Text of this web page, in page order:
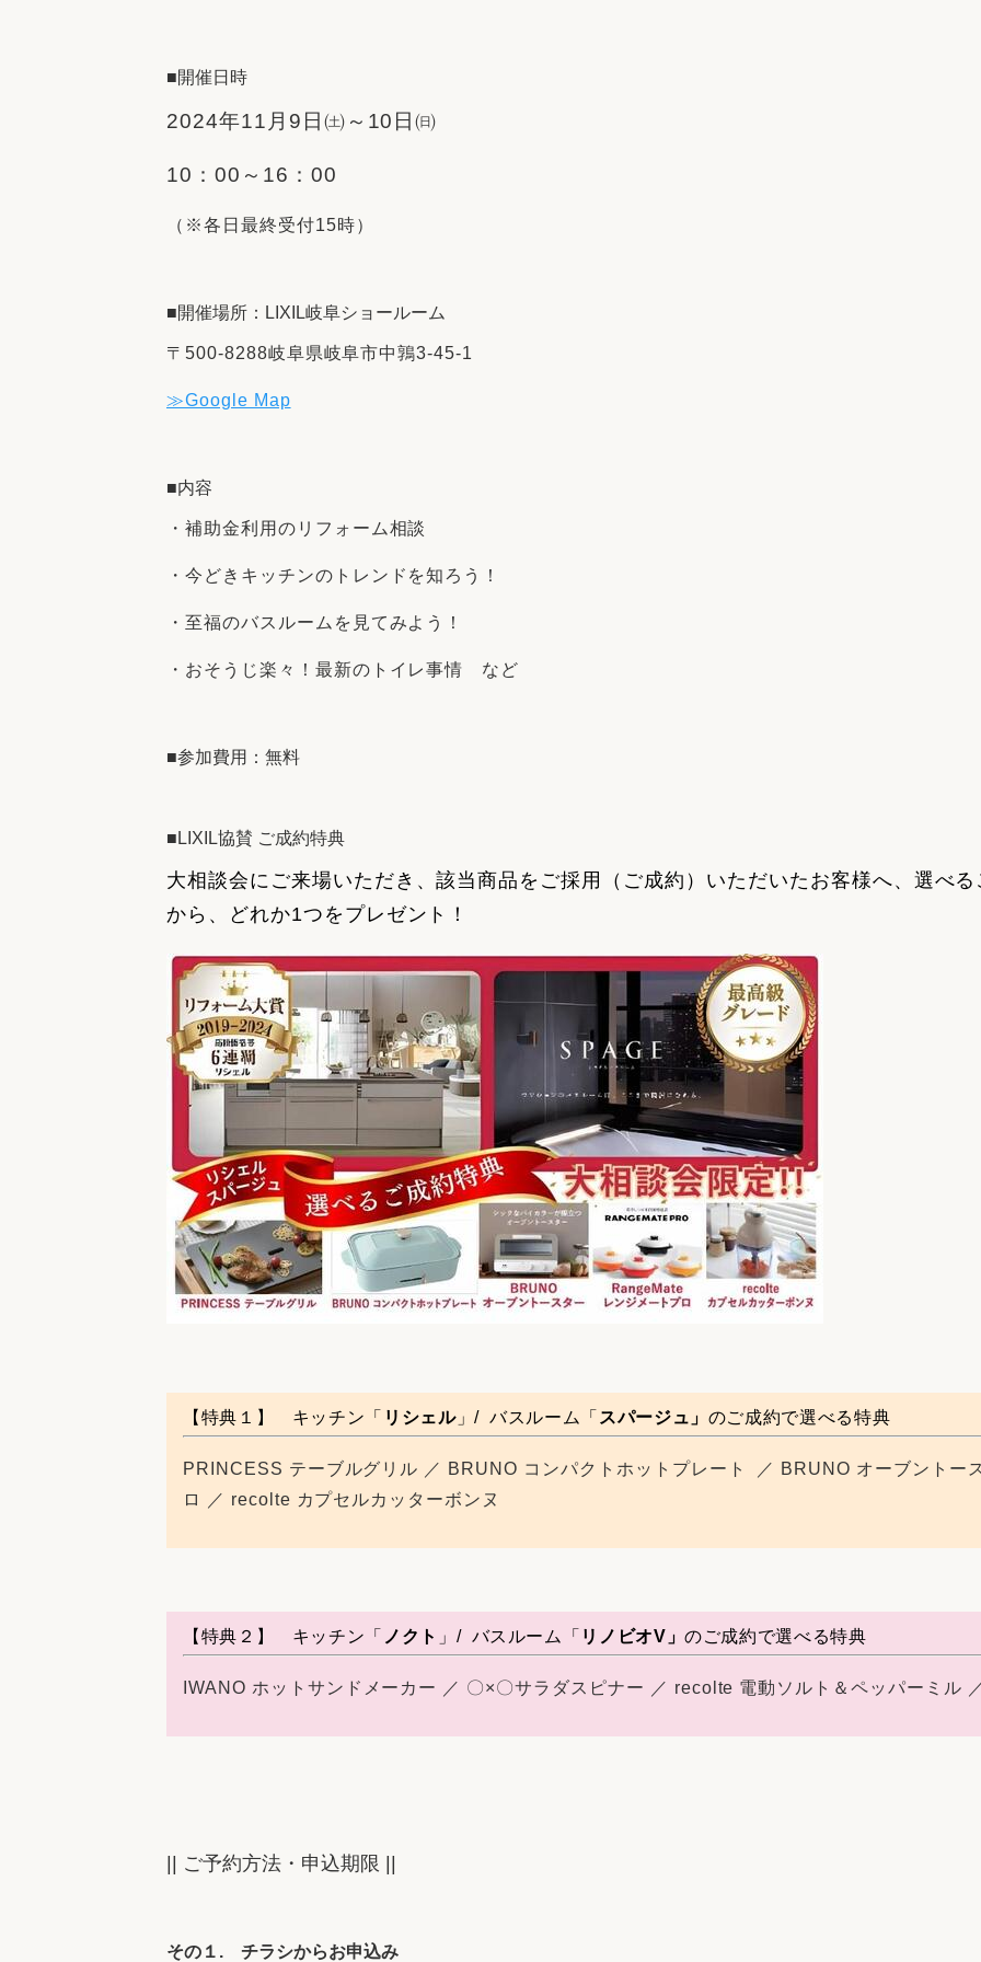
■開催日時
2024年11月9日㈯～10日㈰
10：00～16：00
（※各日最終受付15時）
■開催場所：LIXIL岐阜ショールーム
〒500-8288岐阜県岐阜市中鶉3-45-1
≫Google Map
■内容
・補助金利用のリフォーム相談
・今どきキッチンのトレンドを知ろう！
・至福のバスルームを見てみよう！
・おそうじ楽々！最新のトイレ事情 など
■参加費用：無料
■LIXIL協賛 ご成約特典
大相談会にご来場いただき、該当商品をご採用（ご成約）いただいたお客様へ、選べ
から、どれか1つをプレゼント！
【特典１】 キッチン 「 リシェル」/バスルーム 「 スパージュ」 のご成約で選べる特典
PRINCESS テーブルグリル ／ BRUNO コンパクトホットプレート ／ BRUNO オーブントー
ロ ／ recolte カプセルカッターボンヌ
【特典２】 キッチン 「 ノクト 」/ バスルーム 「 リノビオV」のご成約で選べる特典
IWANO ホットサンドメーカー ／ 〇×〇サラダスピナー ／ recolte 電動ソルト＆ペッパーミル
|| ご予約方法・申込期限 ||
その１. チラシからお申込み